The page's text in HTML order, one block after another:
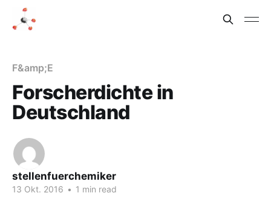
F&amp;E
Forscherdichte in
Deutschland
stellenfuerchemiker
13 Okt. 2016 • 1 min read